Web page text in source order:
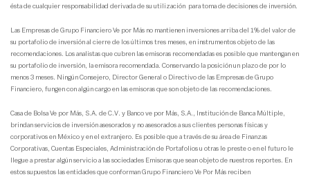
ésta de cualquier responsabilidad derivada de su utilización para toma de decisiones de inversión.
Las Empresas de Grupo Financiero Ve por Más no mantienen inversiones arriba del 1% del valor de
su portafolio de inversión al cierre de los últimos tres meses, en instrumentos objeto de las
recomendaciones. Los analistas que cubren las emisoras recomendadas es posible que mantengan en
su portafolio de inversión, la emisora recomendada. Conservando la posición un plazo de por lo
menos 3 meses. Ningún Consejero, Director General o Directivo de las Empresas de Grupo
Financiero, fungen con algún cargo en las emisoras que son objeto de las recomendaciones.
Casa de Bolsa Ve por Más, S.A. de C.V. y Banco ve por Más, S.A., Institución de Banca Múltiple,
brindan servicios de inversión asesorados y no asesorados a sus clientes personas físicas y
corporativos en México y en el extranjero. Es posible que a través de su área de Finanzas
Corporativas, Cuentas Especiales, Administración de Portafolios u otras le preste o en el futuro le
llegue a prestar algún servicio a las sociedades Emisoras que sean objeto de nuestros reportes. En
estos supuestos las entidades que conforman Grupo Financiero Ve Por Más reciben